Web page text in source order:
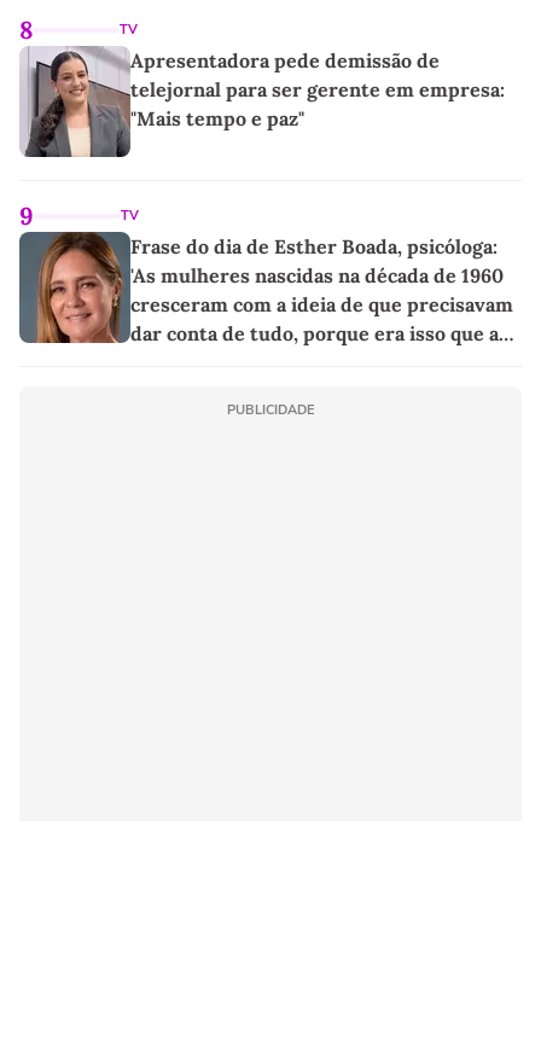
8 TV
Apresentadora pede demissão de
telejornal para ser gerente em empresa:
"Mais tempo e paz"
9 TV
Frase do dia de Esther Boada, psicóloga:
'As mulheres nascidas na década de 1960
cresceram com a ideia de que precisavam
dar conta de tudo, porque era isso que a
PUBLICIDADE